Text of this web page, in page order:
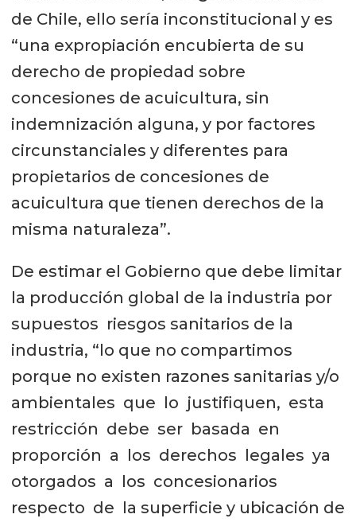
de Chile, ello sería inconstitucional y es
“una expropiación encubierta de su
derecho de propiedad sobre
concesiones de acuicultura, sin
indemnización alguna, y por factores
circunstanciales y diferentes para
propietarios de concesiones de
acuicultura que tienen derechos de la
misma naturaleza”.
De estimar el Gobierno que debe limitar
la producción global de la industria por
supuestos riesgos sanitarios de la
industria, “lo que no compartimos
porque no existen razones sanitarias y/o
ambientales que lo justifiquen, esta
restricción debe ser basada en
proporción a los derechos legales ya
otorgados a los concesionarios
respecto de la superficie y ubicación de